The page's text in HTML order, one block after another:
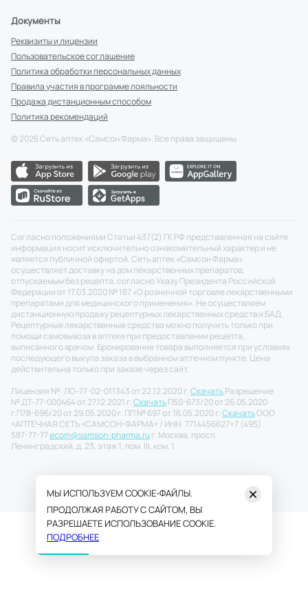
Документы
Реквизиты и лицензии
Пользовательское соглашение
Политика обработки персональных данных
Правила участия в программе лояльности
Продажа дистанционным способом
Политика рекомендаций
© 2026Сеть аптек «Самсон Фарма». Все права защищены
Согласно положениями Статьи 437(2) ГК РФ представленная на сайте
информация носит исключительно ознакомительный характер и не
является публичной офертой. Сеть аптек «Самсон Фарма»
осуществляет доставку на дом лекарственных препаратов,
отпускаемым без рецепта, согласно Указу Президента Российской
Федерации от 17.03.2020 № 187 «О розничной торговле лекарственными
препаратами для медицинского применения». Не осуществляем
дистанционную продажу рецептурных лекарственных средств и БАД.
Рецептурные лекарственные средства можно получить только при
помощи самовывоза в аптеке при предоставлении рецепта,
выписанного врачом. Бронирование товара выполняется при условиях
последующего выкупа заказа в выбранном аптечном пункте. Цена
действительна только при заказе через сайт.
Лицензия №: ЛО-77-02-011343 от 22.12.2020 г.СкачатьРазрешение
№ ДТ-77-000464 от 27.12.2021 г.СкачатьП50-673/20 от 26.05.2020
г.П78-696/20 от 29.05.2020 г. ПП № 697 от 16.05.2020 г.СкачатьООО
«АПТЕЧНАЯ СЕТЬ «САМСОН-ФАРМА» / ИНН: 7714456627+7 (495)
587-77-77ecom@samson-pharma.ruг. Москва, просп.
Ленинградский, д. 23, этаж 1, пом. III, ком. 1
МЫ ИСПОЛЬЗУЕМ COOKIE-ФАЙЛЫ.
ПРОДОЛЖАЯ РАБОТУ С САЙТОМ, ВЫ
РАЗРЕШАЕТЕ ИСПОЛЬЗОВАНИЕ COOKIE.
ПОДРОБНЕЕ